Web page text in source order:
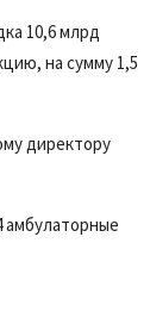
10,6 млрд
на сумму 1,5
директору
амбулаторные